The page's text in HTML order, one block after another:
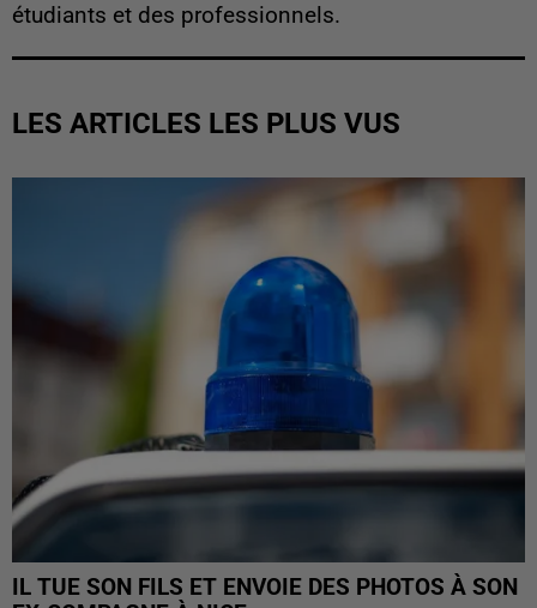
étudiants et des professionnels.
LES ARTICLES LES PLUS VUS
IL TUE SON FILS ET ENVOIE DES PHOTOS À SON